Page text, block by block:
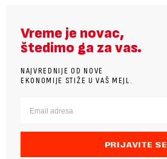
Vreme je novac,
štedimo ga za vas.
NAJVREDNIJE OD NOVE
EKONOMIJE STIŽE U VAŠ MEJL.
PRIJAVITE SE